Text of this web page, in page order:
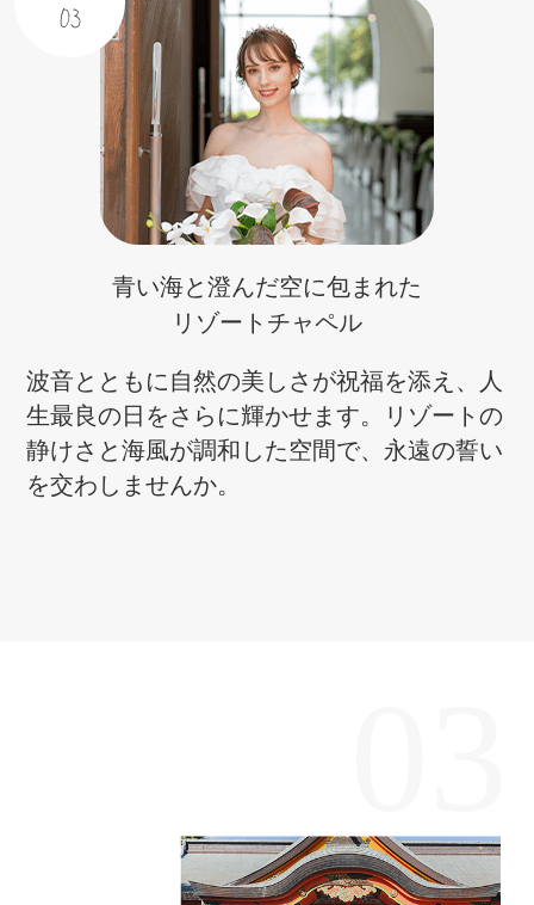
03
青い海と澄んだ空に包まれた
リゾートチャペル
波音とともに自然の美しさが祝福を添え、人
生最良の日をさらに輝かせます。リゾートの
静けさと海風が調和した空間で、永遠の誓い
を交わしませんか。